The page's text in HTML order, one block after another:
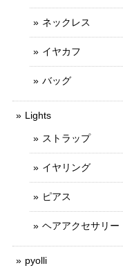
ネックレス
イヤカフ
バッグ
Lights
ストラップ
イヤリング
ピアス
ヘアアクセサリー
pyolli